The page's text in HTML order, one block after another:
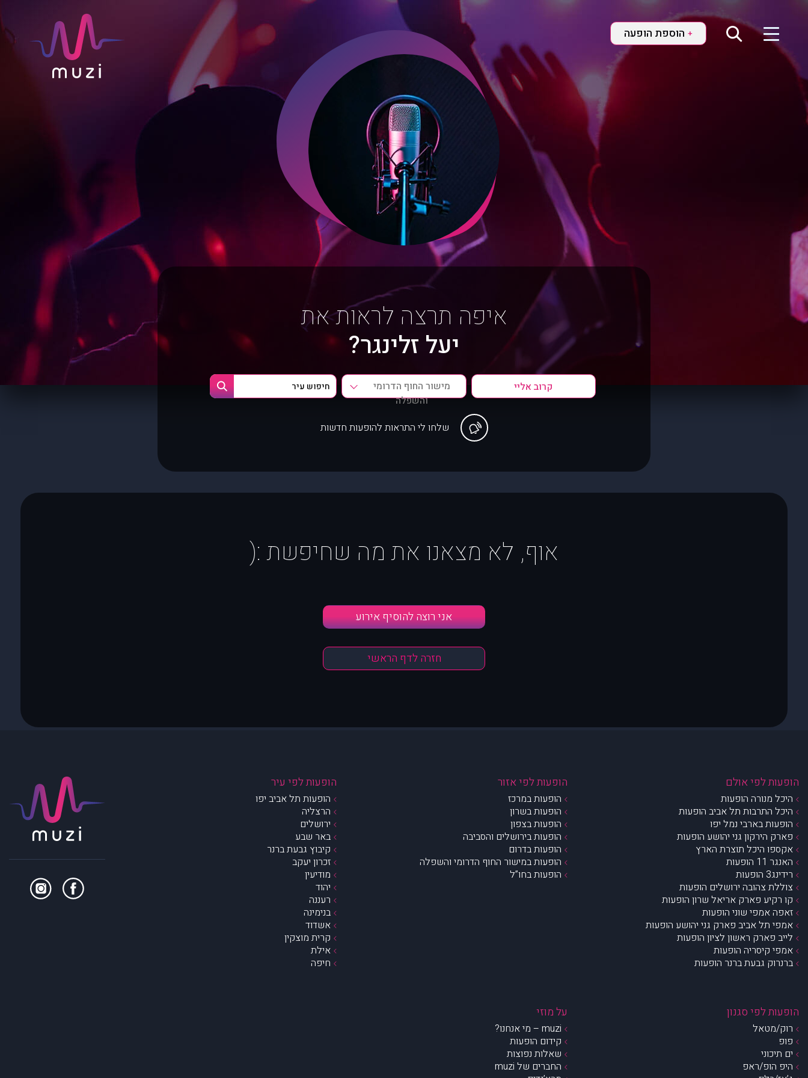
+ הוספת הופעה
איפה תרצה לראות את
יעל זלינגר?
מישור החוף הדרומי
והשפלה
שלחו לי התראות להופעות חדשות
אוף, לא מצאנו את מה שחיפשת :(
אני רוצה להוסיף אירוע
חזרה לדף הראשי
הופעות לפי אולם
היכל מנורה הופעות
היכל התרבות תל אביב הופעות
הופעות בארבי נמל יפו
פארק הירקון גני יהושע הופעות
אקספו היכל תוצרת הארץ
האנגר 11 הופעות
רידינג3 הופעות
צוללת צהובה ירושלים הופעות
קו רקיע פארק אריאל שרון הופעות
זאפה אמפי שוני הופעות
אמפי תל אביב פארק גני יהושע הופעות
לייב פארק ראשון לציון הופעות
אמפי קיסריה הופעות
ברנרוק גבעת ברנר הופעות
הופעות לפי אזור
הופעות במרכז
הופעות בשרון
הופעות בצפון
הופעות בירושלים והסביבה
הופעות בדרום
הופעות במישור החוף הדרומי והשפלה
הופעות בחו”ל
הופעות לפי עיר
הופעות תל אביב יפו
הרצליה
ירושלים
באר שבע
קיבוץ גבעת ברנר
זכרון יעקב
מודיעין
יהוד
רעננה
בנימינה
אשדוד
קרית מוצקין
אילת
חיפה
הופעות לפי סגנון
רוק/מטאל
פופ
ים תיכוני
היפ הופ/ראפ
על מוזי
muzi – מי אנחנו?
קידום הופעות
שאלות נפוצות
החברים של muzi